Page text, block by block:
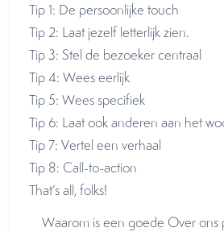
Tip 1: De persoonlijke touch
Tip 2: Laat jezelf letterlijk zien.
Tip 3: Stel de bezoeker centraal
Tip 4: Wees eerlijk
Tip 5: Wees specifiek
Tip 6: Laat ook anderen aan het
Tip 7: Vertel een verhaal
Tip 8: Call-to-action
That’s all, folks!
Waarom is een goede Over ons